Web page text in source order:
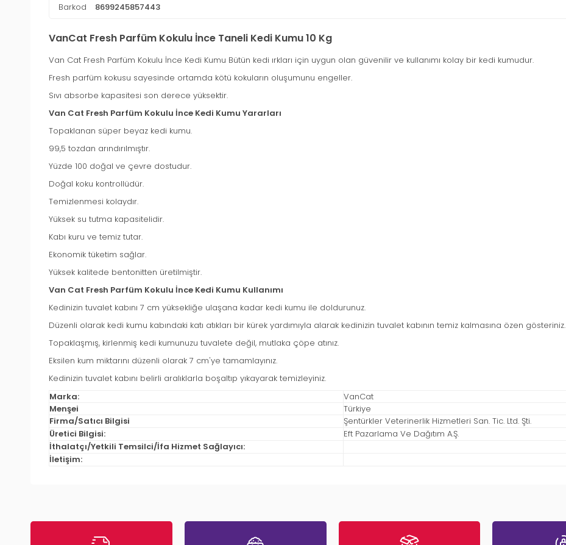
Barkod 8699245857443
VanCat Fresh Parfüm Kokulu İnce Taneli Kedi Kumu 10 Kg
Van Cat Fresh Parfüm Kokulu İnce Kedi Kumu Bütün kedi ırkları için uygun olan güvenilir ve kullanımı kolay bir kedi kumudur.
Fresh parfüm kokusu sayesinde ortamda kötü kokuların oluşumunu engeller.
Sıvı absorbe kapasitesi son derece yüksektir.
Van Cat Fresh Parfüm Kokulu İnce Kedi Kumu Yararları
Topaklanan süper beyaz kedi kumu.
99,5 tozdan arındırılmıştır.
Yüzde 100 doğal ve çevre dostudur.
Doğal koku kontrollüdür.
Temizlenmesi kolaydır.
Yüksek su tutma kapasitelidir.
Kabı kuru ve temiz tutar.
Ekonomik tüketim sağlar.
Yüksek kalitede bentonitten üretilmiştir.
Van Cat Fresh Parfüm Kokulu İnce Kedi Kumu Kullanımı
Kedinizin tuvalet kabını 7 cm yüksekliğe ulaşana kadar kedi kumu ile doldurunuz.
Düzenli olarak kedi kumu kabındaki katı atıkları bir kürek yardımıyla alarak kedinizin tuvalet kabının temiz kalmasına özen gösteriniz.
Topaklaşmış, kirlenmiş kedi kumunuzu tuvalete değil, mutlaka çöpe atınız.
Eksilen kum miktarını düzenli olarak 7 cm'ye tamamlayınız.
Kedinizin tuvalet kabını belirli aralıklarla boşaltıp yıkayarak temizleyiniz.
Marka:
VanCat
Menşei
Türkiye
Firma/Satıcı Bilgisi
Şentürkler Veterinerlik Hizmetleri San. Tic. Ltd. Şti.
Üretici Bilgisi:
Eft Pazarlama Ve Dağıtım A.Ş.
İthalatçı/Yetkili Temsilci/İfa Hizmet Sağlayıcı:
İletişim: